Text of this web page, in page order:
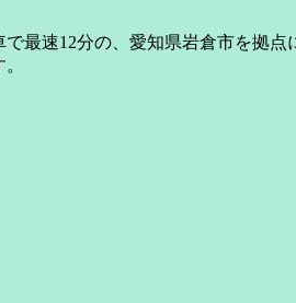
最速12分の、愛知県岩倉市を拠